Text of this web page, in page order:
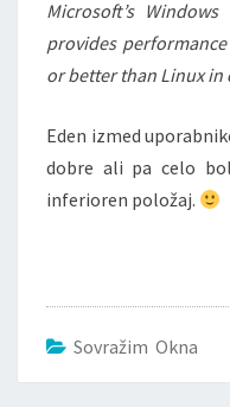
Microsoft’s
provides
or better than Linux in
Eden izmed
dobre ali pa celo
inferioren položaj.
Sovražim Okna